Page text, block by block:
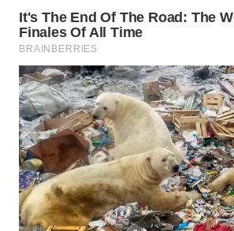
WN
CIREBON
WN
INDRAMAYU
WN
KUNINGAN
WN
MAJALENGKA